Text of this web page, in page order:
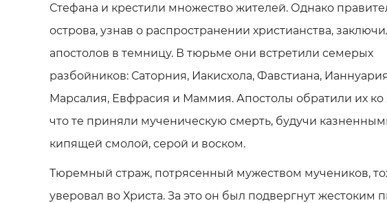
Стефана и крестили множество жителей. Однако
острова, узнав о распространении христианства,
апостолов в темницу. В тюрьме они встретили семерых
разбойников: Саторния, Иакисхола, Фавстиана,
Марсалия, Евфрасия и Маммия. Апостолы обратили их ко
что те приняли мученическую смерть, будучи
кипящей смолой, серой и воском.
Тюремный страж, потрясенный мужеством мучеников,
уверовал во Христа. За это он был подвергнут жестоким